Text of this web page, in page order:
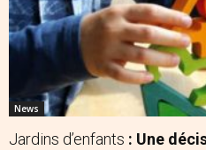
News
Jardins d’enfants : Une